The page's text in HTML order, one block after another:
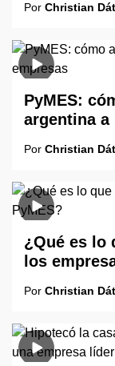
Por Christian
PyMES:
argentina a
Por Christian
¿Qué es lo
los
Por Christian